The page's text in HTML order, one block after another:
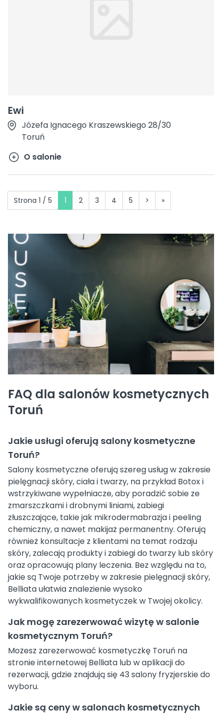
Ewi
Józefa Ignacego Kraszewskiego 28/30
Toruń
O salonie
Strona 1 / 5 1 2 3 4 5 > »
FAQ dla salonów kosmetycznych
Toruń
Jakie usługi oferują salony kosmetyczne
Toruń?
Salony kosmetyczne oferują szereg usług w zakresie
pielęgnacji skóry, ciała i twarzy, na przykład Botox i
wstrzykiwane wypełniacze, aby poradzić sobie ze
zmarszczkami i drobnymi liniami, zabiegi
złuszczające, takie jak mikrodermabrazja i peeling
chemiczny, a nawet makijaż permanentny. Oferują
również konsultacje z klientami na temat rodzaju
skóry, zalecają produkty i zabiegi do twarzy lub skóry
oraz opracowują plany leczenia. Bez względu na to,
jakie są Twoje potrzeby w zakresie pielęgnacji skóry,
Belliata ułatwia znalezienie wysoko
wykwalifikowanych kosmetyczek w Twojej okolicy.
Jak mogę zarezerwować wizytę w salonie
kosmetycznym Toruń?
Możesz zarezerwować kosmetyczkę Toruń na
stronie internetowej Belliata lub w aplikacji do
rezerwacji, gdzie znajdują się 43 salony fryzjerskie do
wyboru.
Jakie są ceny w salonach kosmetycznych